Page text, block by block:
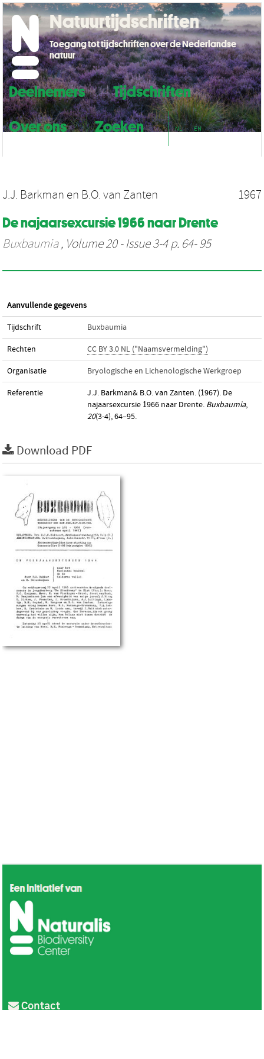
Deelnemers
Tijdschriften
Over ons
Zoeken NL EN
Natuurtijdschriften
Toegang tot tijdschriften over de Nederlandse
natuur
J.J. Barkman en B.O. van Zanten 1967
De najaarsexcursie 1966 naar Drente
Buxbaumia, Volume 20 - Issue 3-4 p. 64- 95
Aanvullende gegevens
Tijdschrift Buxbaumia
Rechten CC BY 3.0 NL ("Naamsvermelding")
Organisatie Bryologische en Lichenologische Werkgroep
Referentie
J.J. Barkman& B.O. van Zanten. (1967). De
najaarsexcursie 1966 naar Drente. Buxbaumia,
20(3-4), 64–95.
Download PDF
Contact